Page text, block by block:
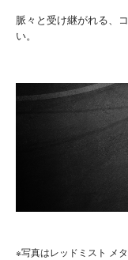
脈々と受け継がれる、
い。
※写真はレッドミスト メ